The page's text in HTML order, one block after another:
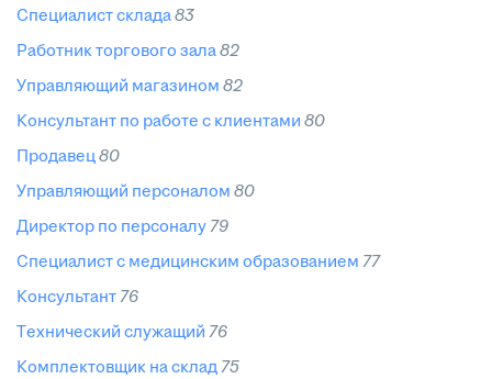
специалист склада83
работник торгового зала82
управляющий магазином 82
консультант по работе с клиентами 80
продавец 80
управляющий персоналом 80
директор по персоналу 79
специалист с медицинским образованием 77
консультант 76
технический служащий 76
комплектовщик на склад 75